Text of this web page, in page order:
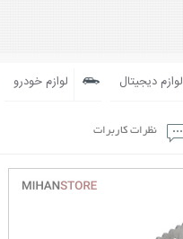
لوازم دیجیتال لوازم خودرو
نظرات کاربرات